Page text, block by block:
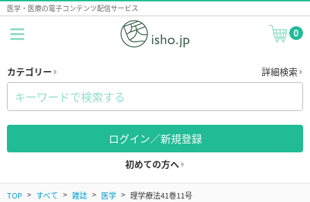
医学・医療の電子コンテンツ配信サービス
0
カテゴリー 詳細検索
ログイン／新規登録
初めての方へ
TOP すべて 雑誌 医学 理学療法41巻11号